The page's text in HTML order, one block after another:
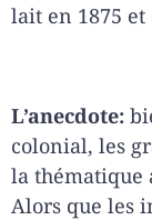
lait en 1875
L’anecdote:
colonial, les
la thématique
Alors que les